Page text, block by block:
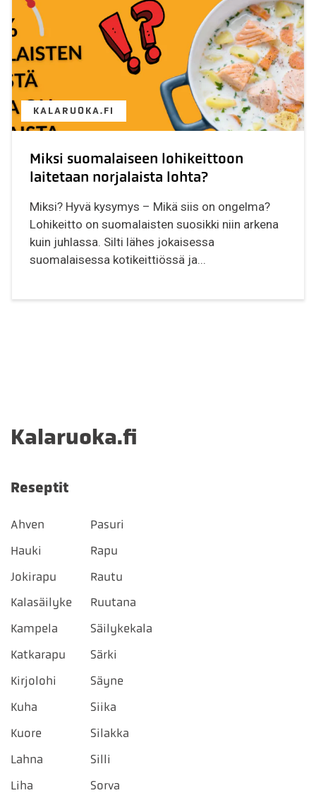
KALARUOKA.FI
Miksi suomalaiseen lohikeittoon
laitetaan norjalaista lohta?
Miksi? Hyvä kysymys – Mikä siis on ongelma?
Lohikeitto on suomalaisten suosikki niin arkena
kuin juhlassa. Silti lähes jokaisessa
suomalaisessa kotikeittiössä ja...
Kalaruoka.fi
Reseptit
Ahven
Hauki
Jokirapu
Kalasäilyke
Kampela
Katkarapu
Kirjolohi
Kuha
Kuore
Lahna
Liha
Pasuri
Rapu
Rautu
Ruutana
Säilykekala
Särki
Säyne
Siika
Silakka
Silli
Sorva